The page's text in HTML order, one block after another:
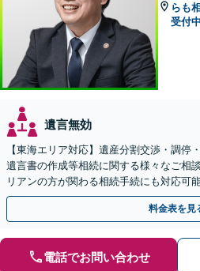
らも
受付中
遺言無効
【東海エリア対応】遺産分割交渉・調停
遺言書の作成等相続に関する様々なご相
リアンの方が関わる相続手続にも対応可
決を特に意識しています。
料金表を見
電話でお問い合わせ